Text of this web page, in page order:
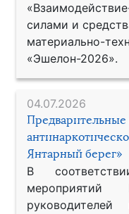
силами и
материально-
«Эшелон-2026».
04.07.2026
Предварительные
Янтарный берег»
В
мероприятий